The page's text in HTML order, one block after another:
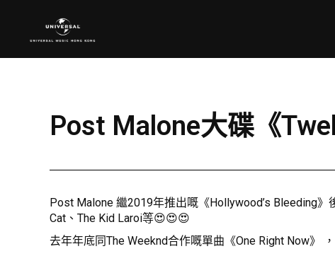
Post Malone大碟《
Post Malone 繼2019年推出嘅《Hollywood’s Bleeding
Cat、The Kid Laroi等😍😍😍
去年年底同The Weeknd合作嘅單曲《One Right Now》